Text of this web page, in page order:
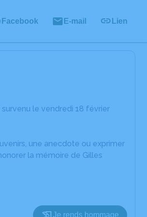
Facebook E-mail Lien
le vendredi 18 février
une anecdote ou exprimer
la mémoire de Gilles
Je rends hommage